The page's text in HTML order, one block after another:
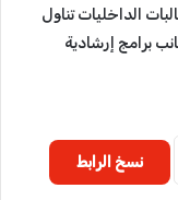
الداخليات تناول
برامج إرشادية
نسخ الرابط